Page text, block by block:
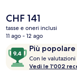
Le opzioni per
perfetti per gustare
questo hotel di lusso
una palestra aperta
lodano il personale
sono a poca distanza:
Il
prezzo
attuale
CHF 141
CHF 141
tasse e oneri inclusi
11 ago - 12 ago
RecensioniPiù popolare
9.4
su
10,
Con le
Vedi le 1'002